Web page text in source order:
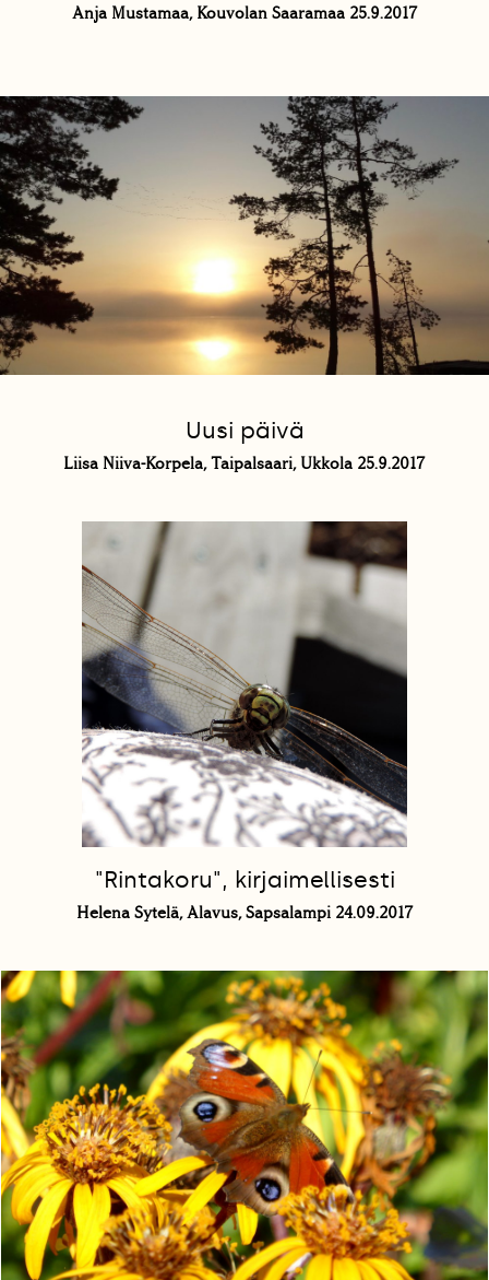
Anja Mustamaa, Kouvolan Saaramaa 25.9.2017
Uusi päivä
Liisa Niiva-Korpela, Taipalsaari, Ukkola 25.9.2017
"Rintakoru", kirjaimellisesti
Helena Sytelä, Alavus, Sapsalampi 24.09.2017